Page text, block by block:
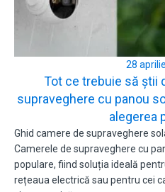
28
Tot ce trebuie să știi
supraveghere cu panou
alegerea
Ghid camere de supraveghere
Camerele de supraveghere cu
populare, fiind soluția ideală
rețeaua electrică sau pentru cei